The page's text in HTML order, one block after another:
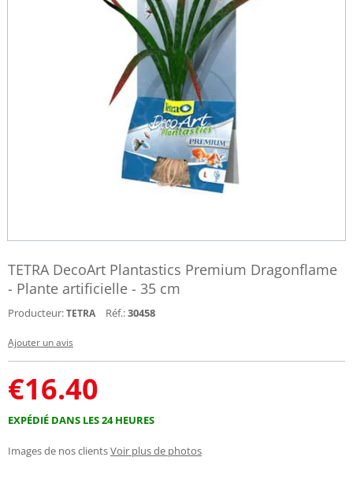
TETRA DecoArt Plantastics Premium Dragonflame
- Plante artificielle - 35 cm
Producteur:TETRA Réf.:30458
Ajouter un avis
€16.40
EXPÉDIÉ DANS LES 24 HEURES
Images de nos clientsVoir plus de photos